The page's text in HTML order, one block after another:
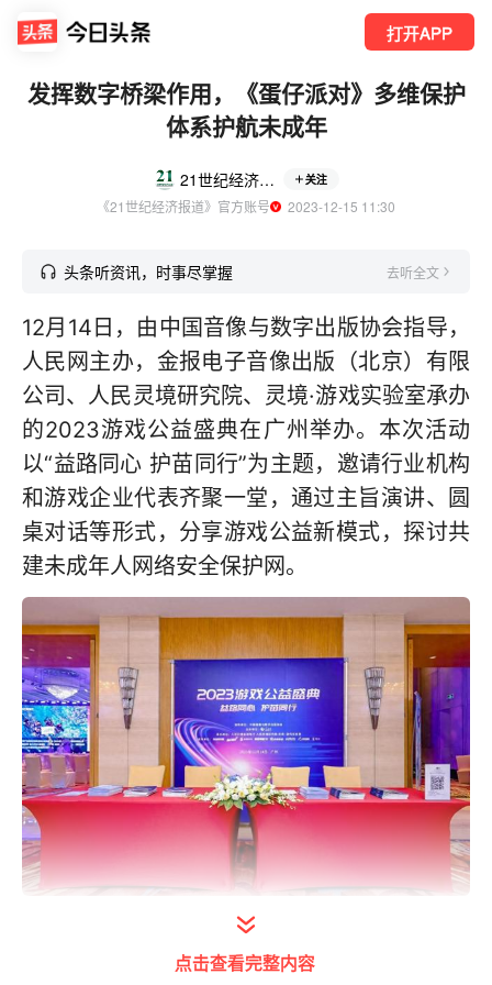
打开APP
发挥数字桥梁作用，《蛋仔派对》多维保护
体系护航未成年
21世纪经济报道 关注
《21世纪经济报道》官方账号
  2023-12-15 11:30
头条听资讯，时事尽掌握 去听全文
12月14日，由中国音像与数字出版协会指导，
人民网主办，金报电子音像出版（北京）有限
公司、人民灵境研究院、灵境·游戏实验室承办
的2023游戏公益盛典在广州举办。本次活动
以“益路同心 护苗同行”为主题，邀请行业机构
和游戏企业代表齐聚一堂，通过主旨演讲、圆
桌对话等形式，分享游戏公益新模式，探讨共
建未成年人网络安全保护网。
其中，网易旗下游戏《蛋仔派对》作为行业内
极具影响力的数字游戏，与5亿用户建立了社
点击查看完整内容